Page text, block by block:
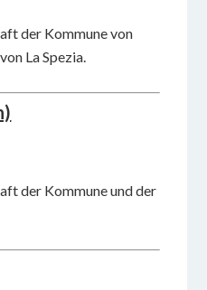
der Kommune von
La Spezia.
der Kommune und der